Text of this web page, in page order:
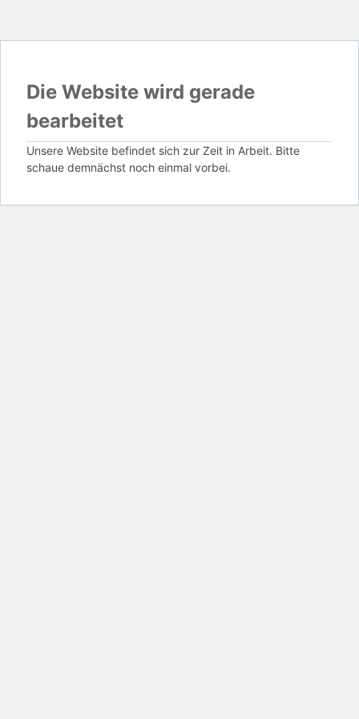
Die Website wird gerade
bearbeitet
Unsere Website befindet sich zur Zeit in Arbeit. Bitte
schaue demnächst noch einmal vorbei.